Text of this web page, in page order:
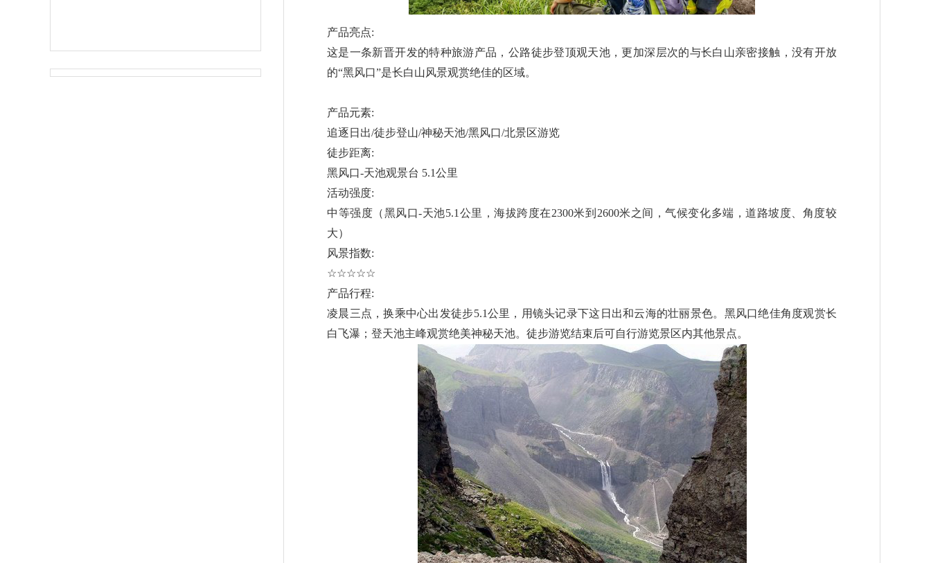
产品亮点:
这是一条新晋开发的特种旅游产品，公路徒步登顶观天池，更加深层次的与长白山亲密接触，没有开放
的“黑风口”是长白山风景观赏绝佳的区域。
产品元素:
追逐日出/徒步登山/神秘天池/黑风口/北景区游览
徒步距离:
黑风口-天池观景台 5.1公里
活动强度:
中等强度（黑风口-天池5.1公里，海拔跨度在2300米到2600米之间，气候变化多端，道路坡度、角度较
大）
风景指数:
☆☆☆☆☆
产品行程:
凌晨三点，换乘中心出发徒步5.1公里，用镜头记录下这日出和云海的壮丽景色。黑风口绝佳角度观赏长
白飞瀑；登天池主峰观赏绝美神秘天池。徒步游览结束后可自行游览景区内其他景点。